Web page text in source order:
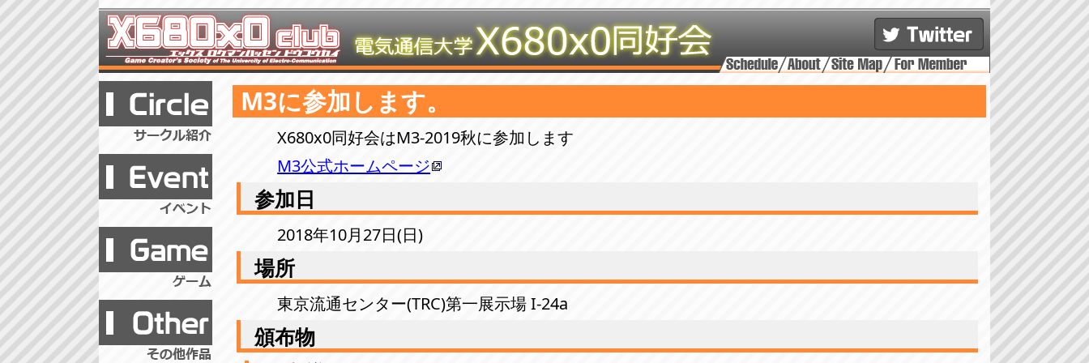
M3に参加します。
X680x0同好会はM3-2019秋に参加します
M3公式ホームページ
参加日
2018年10月27日(日)
場所
東京流通センター(TRC)第一展示場 I-24a
頒布物